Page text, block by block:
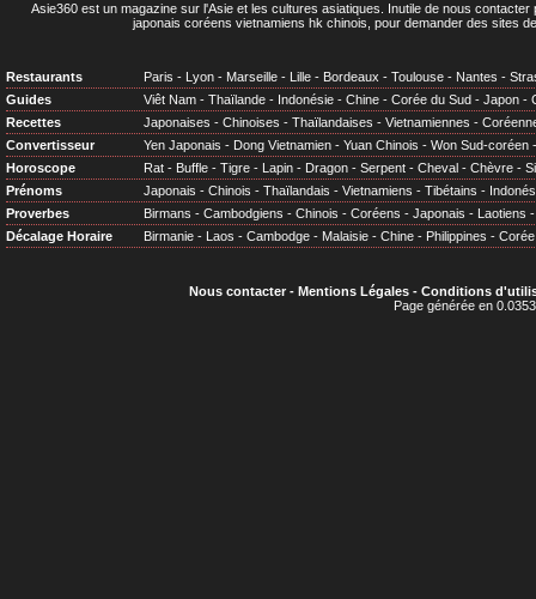
Asie360 est un magazine sur l'Asie et les cultures asiatiques . Inutile de nous
japonais coréens vietnamiens hk chinois, pour demander des sites
Restaurants Paris - Lyon - Marseille - Lille - Bordeaux - Toulouse - Nantes -
Guides
Viêt Nam - Thaïlande - Indonésie - Chine - Corée du Sud - Japon -
Recettes
Japonaises - Chinoises - Thaïlandaises - Vietnamiennes -
Convertisseur
Yen Japonais - Dong Vietnamien - Yuan Chinois - Won Sud-coréen
Horoscope
Rat - Buffle - Tigre - Lapin - Dragon - Serpent - Cheval - Chèvre -
Prénoms
Japonais - Chinois - Thaïlandais - Vietnamiens - Tibétains -
Proverbes
Birmans - Cambodgiens - Chinois - Coréens - Japonais - Laotiens
Décalage Horaire
Birmanie - Laos - Cambodge - Malaisie - Chine - Philippines - Corée
Nous contacter- Mentions Légales- Conditions
Page générée en